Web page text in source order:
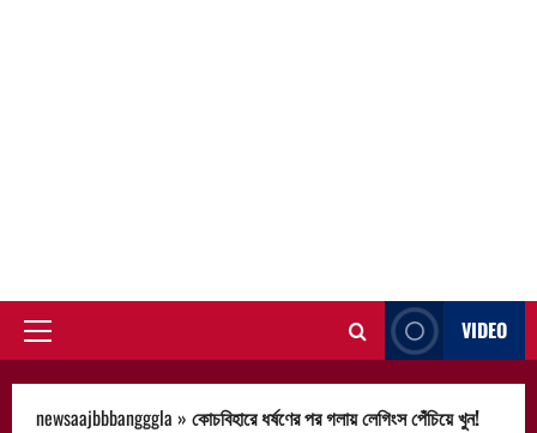
Primary
VIDEO
newsaajbbbangggla » কোচবিহারে ধর্ষণের পর গলায় লেগিংস পেঁচিয়ে খুন!